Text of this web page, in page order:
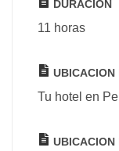
DURACION
11 horas
UBICACION
Tu hotel en
UBICACION